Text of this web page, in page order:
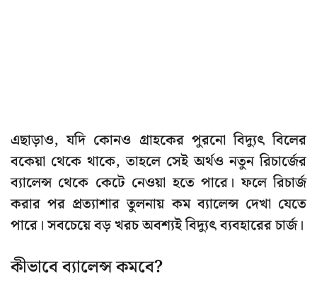
এছাড়াও, যদি কোনও গ্রাহকের পুরনো বিদ্যুৎ বিলের
বকেয়া থেকে থাকে, তাহলে সেই অর্থও নতুন রিচার্জের
ব্যালেন্স থেকে কেটে নেওয়া হতে পারে। ফলে রিচার্জ
করার পর প্রত্যাশার তুলনায় কম ব্যালেন্স দেখা যেতে
পারে।সবচেয়ে বড় খরচ অবশ্যই বিদ্যুৎ ব্যবহারের চার্জ।
কীভাবে ব্যালেন্স কমবে?